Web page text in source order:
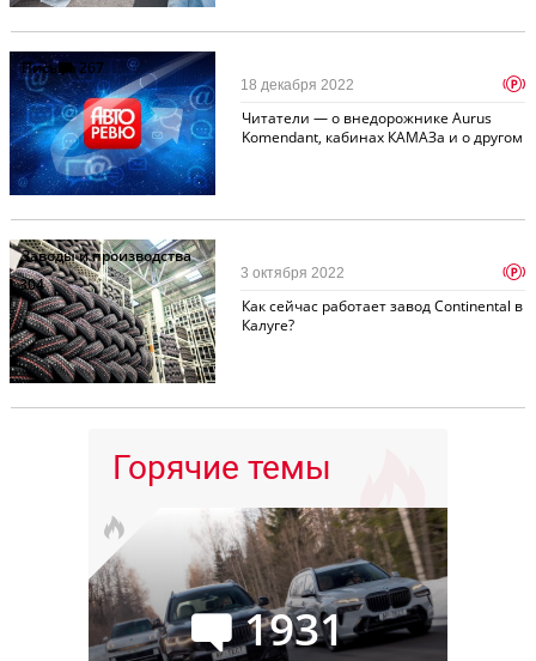
Письма267
Читатели — о внедорожнике Aurus
Komendant, кабинах КАМАЗа и о другом
18 декабря 2022 p
Заводы и производства
304
Как сейчас работает завод Continental в
Калуге?
3 октября 2022 p
Горячие темы
1931